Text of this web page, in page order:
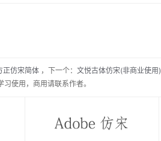
正仿宋简体 ， 下一个： 文悦古体仿宋(非商业使用)
使用，商用请联系作者。